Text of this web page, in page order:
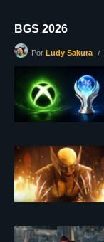
BGS 2026
Por Ludy Sakura